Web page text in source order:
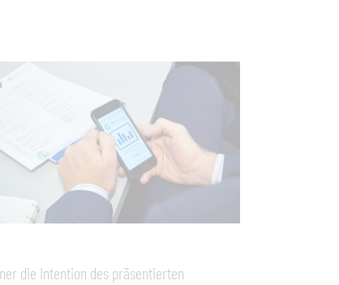
die Intention des präsentierten